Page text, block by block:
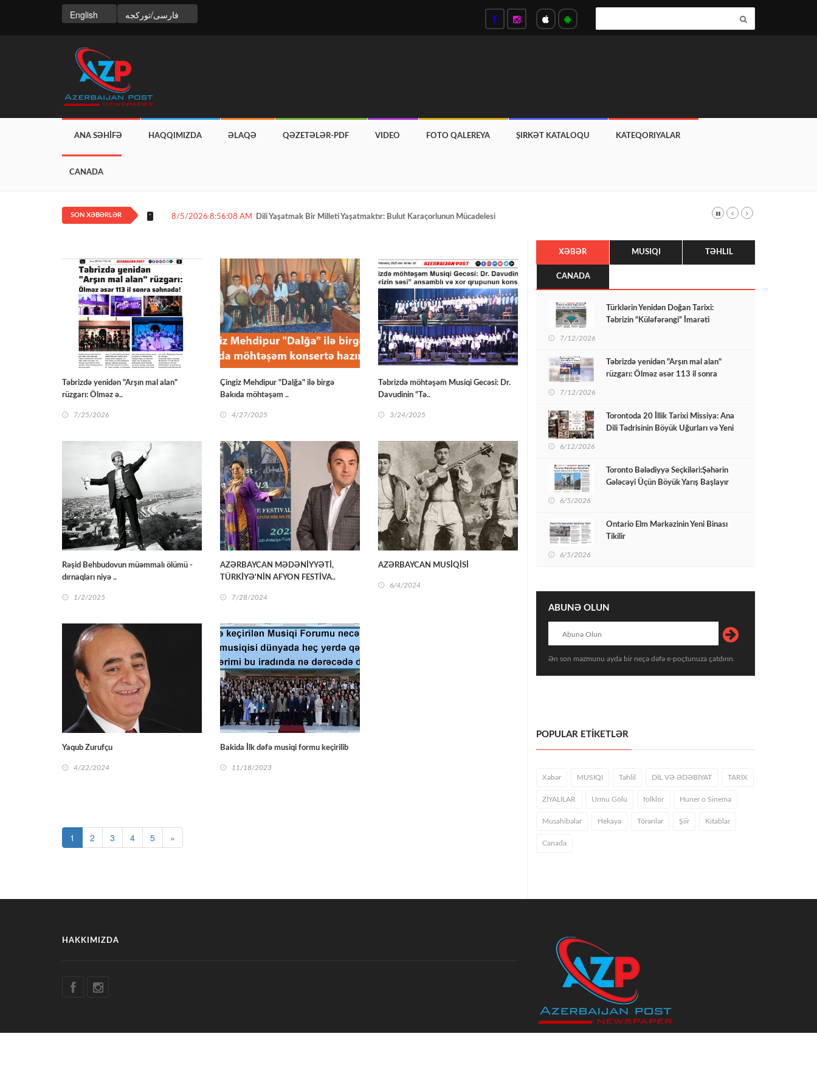
English فارسی/تورکجه
ANA SƏHİFƏ HAQQIMIZDA ƏLAQƏ QƏZETƏLƏR-PDF VIDEO FOTO QALEREYA ŞIRKƏT KATALOQU KATEQORIYALAR
CANADA
SON XƏBƏRLƏR * 8/5/2026 8:56:08 AM Dili Yaşatmak Bir Milleti Yaşatmaktır: Bulut Karaçorlunun Mücadelesi
Təbrizdə yenidən "Arşın mal alan"
rüzgarı: Ölməz ə..
7/25/2026
Çingiz Mehdipur "Dalğa" ilə birgə
Bakıda möhtəşəm ..
4/27/2025
Təbrizdə möhtəşəm Musiqi Gecəsi: Dr.
Davudinin “Tə..
3/24/2025
Rəşid Behbudovun müəmmalı ölümü -
dırnaqları niyə ..
1/2/2025
AZƏRBAYCAN MƏDƏNİYYƏTİ,
TÜRKİYƏ'NİN AFYON FESTİVA..
7/28/2024
AZƏRBAYCAN MUSİQİSİ
6/4/2024
Yaqub Zurufçu
4/22/2024
Bakida İlk dəfə musiqi formu keçirilib
11/18/2023
1 2 3 4 5 »
XƏBƏR MUSIQI TƏHLIL
CANADA
Türklərin Yenidən Doğan Tarixi:
Təbrizin “Küləfərəngi” İmarəti
7/12/2026
Təbrizdə yenidən "Arşın mal alan"
rüzgarı: Ölməz əsər 113 il sonra
7/12/2026
Torontoda 20 İllik Tarixi Missiya: Ana
Dili Tədrisinin Böyük Uğurları və Yeni
6/12/2026
Toronto Bələdiyyə Seçkiləri:Şəhərin
Gələcəyi Üçün Böyük Yarış Başlayır
6/5/2026
Ontario Elm Mərkəzinin Yeni Binası
Tikilir
6/5/2026
ABUNƏ OLUN
Ən son məzmunu ayda bir neçə dəfə e-poçtunuza çatdırın.
POPULAR ETİKETLƏR
Xəbər MUSIQI Təhlil DİL VƏ ƏDƏBİYAT TARİX
ZİYALİLAR Urmu Gölü folklor Huner o Sinema
Musahibələr Hekayə Törənlər Şiir Kitablar
Canada
HAKKIMIZDA